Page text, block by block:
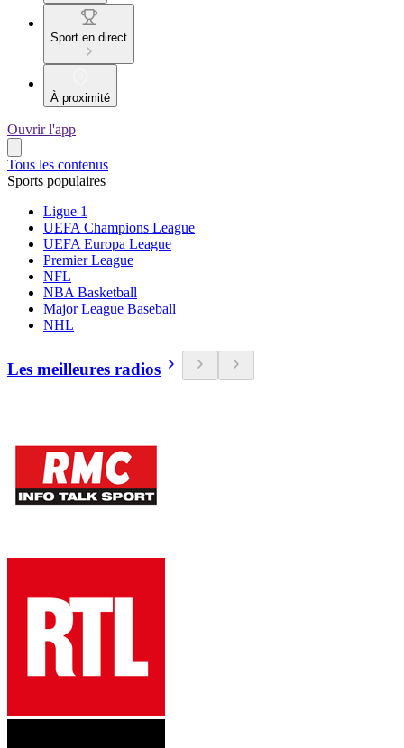
Sport en direct
À proximité
Ouvrir l'app
Tous les contenus
Sports populaires
Ligue 1
UEFA Champions League
UEFA Europa League
Premier League
NFL
NBA Basketball
Major League Baseball
NHL
Les meilleures radios